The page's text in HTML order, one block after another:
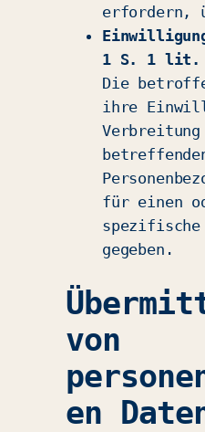
erfordern,
1 S. 1 lit.
Die
ihre
für einen
spezifische
gegeben.
von
en